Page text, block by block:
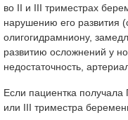
во II и III триместрах
нарушению его развития
олигогидрамниону,
развитию осложнений у
недостаточность,
Если пациентка
или III триместра